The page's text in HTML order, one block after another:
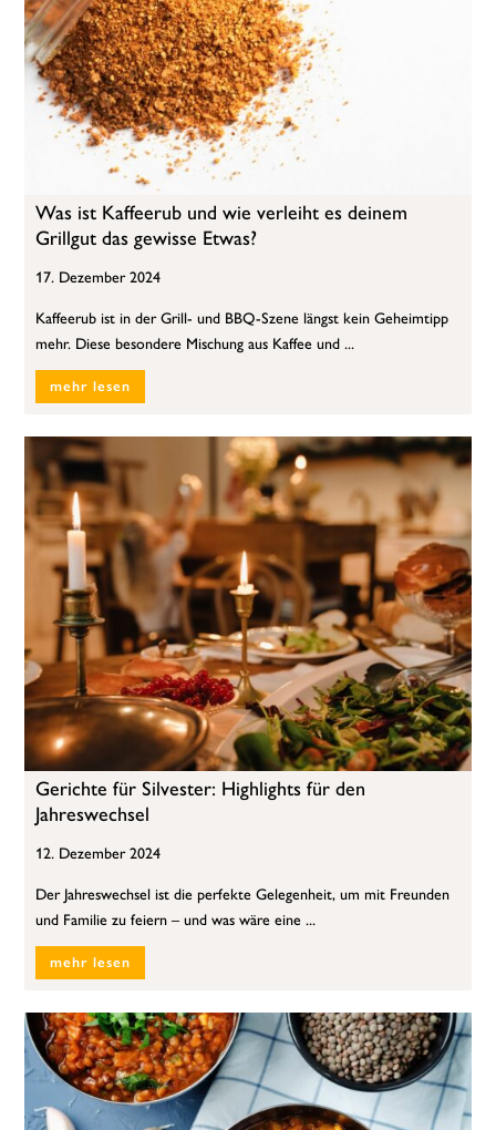
Was ist Kaffeerub und wie verleiht es deinem
Grillgut das gewisse Etwas?
17. Dezember 2024
Kaffeerub ist in der Grill- und BBQ-Szene längst kein Geheimtipp
mehr. Diese besondere Mischung aus Kaffee und ...
mehr lesen
Gerichte für Silvester: Highlights für den
Jahreswechsel
12. Dezember 2024
Der Jahreswechsel ist die perfekte Gelegenheit, um mit Freunden
und Familie zu feiern – und was wäre eine ...
mehr lesen